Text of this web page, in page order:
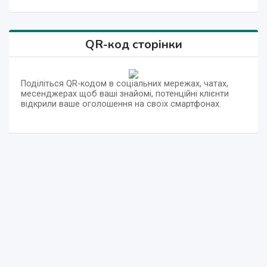
QR-код сторінки
Поділіться QR-кодом в соціальних мережах, чатах,
месенджерах щоб ваші знайомі, потенційні клієнти
відкрили ваше оголошення на своїх смартфонах.